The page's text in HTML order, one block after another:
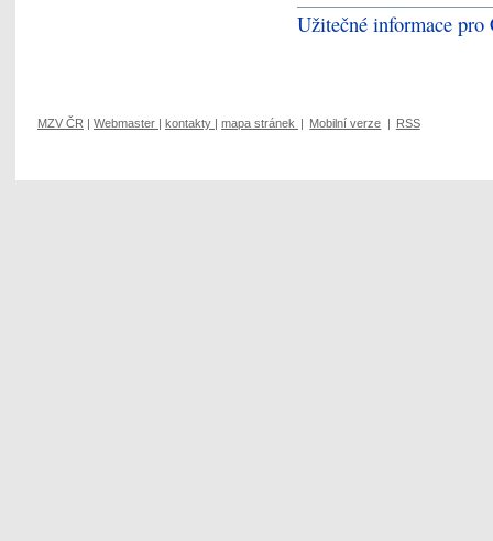
Užitečné informace
MZV ČR | Webmaster | kontakty | mapa stránek | Mobilní verze | RSS